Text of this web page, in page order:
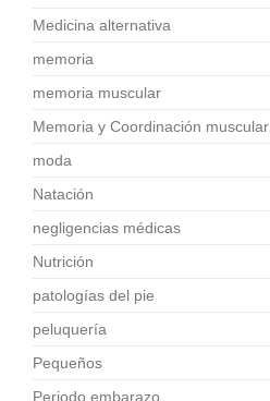
Medicina alternativa
memoria
memoria muscular
Memoria y Coordinación muscular
moda
Natación
negligencias médicas
Nutrición
patologías del pie
peluquería
Pequeños
Periodo embarazo